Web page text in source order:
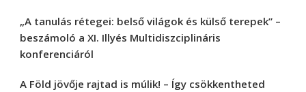
„A tanulás rétegei: belső világok és külső terepek” –
beszámoló a XI. Illyés Multidiszciplináris
konferenciáról
A Föld jövője rajtad is múlik! – Így csökkentheted